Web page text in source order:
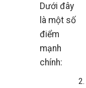
Dưới đây
là một số
điểm
mạnh
chính: